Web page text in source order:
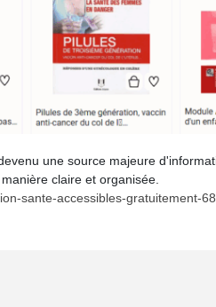
une source majeure
claire et organisée.
sante-accessibles-gratuitement-